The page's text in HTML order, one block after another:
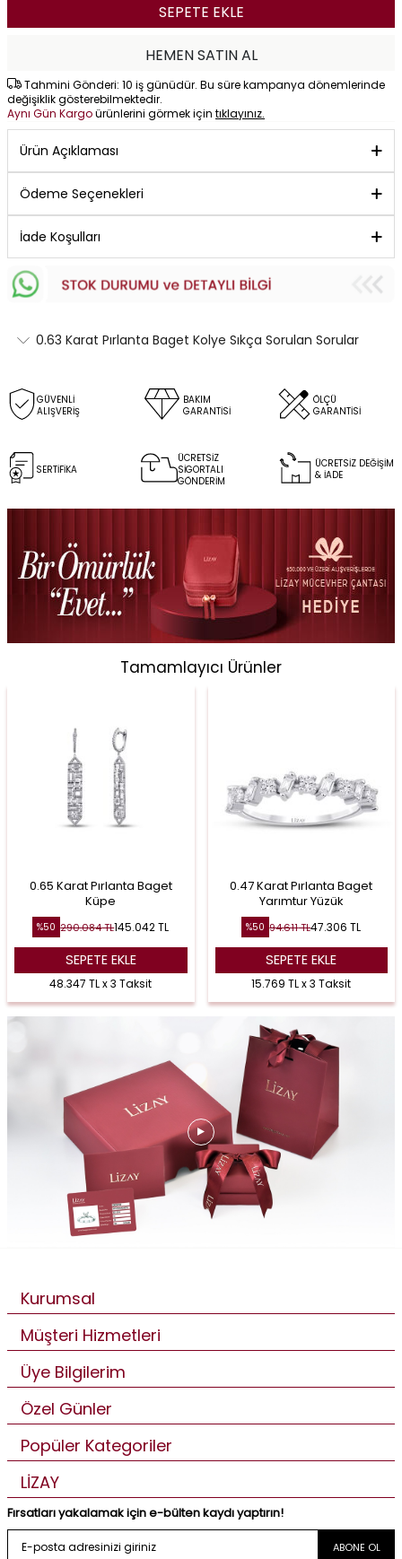
SEPETE EKLE
HEMEN SATIN AL
Tahmini Gönderi: 10 iş günüdür. Bu süre kampanya dönemlerinde
değişiklik gösterebilmektedir.
Aynı Gün Kargoürünlerini görmek için tıklayınız.
Ürün Açıklaması
Ödeme Seçenekleri
İade Koşulları
0.63 Karat Pırlanta Baget Kolye Sıkça Sorulan Sorular
GÜVENLİ
ALIŞVERİŞ
BAKIM
GARANTİSİ
ÖLÇÜ
GARANTİSİ
SERTİFİKA
ÜCRETSİZ
SİGORTALI
GÖNDERİM
ÜCRETSİZ DEĞİŞİM
& İADE
Tamamlayıcı Ürünler
0.65 Karat Pırlanta Baget
Küpe
%50 290.084TL145.042TL
SEPETE EKLE
48.347 TL x 3 Taksit
0.47 Karat Pırlanta Baget
Yarımtur Yüzük
%50 94.611TL47.306 TL
SEPETE EKLE
15.769 TL x 3 Taksit
Kurumsal
Müşteri Hizmetleri
Üye Bilgilerim
Özel Günler
Popüler Kategoriler
LİZAY
Fırsatları yakalamak için e-bülten kaydı yaptırın!
ABONE OL